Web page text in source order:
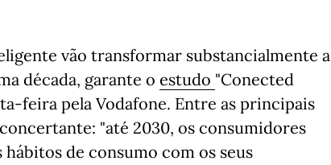
vão transformar substancialmente a
década, garante o estudo "Conected
feira pela Vodafone. Entre as principais
"até 2030, os consumidores
de consumo com os seus